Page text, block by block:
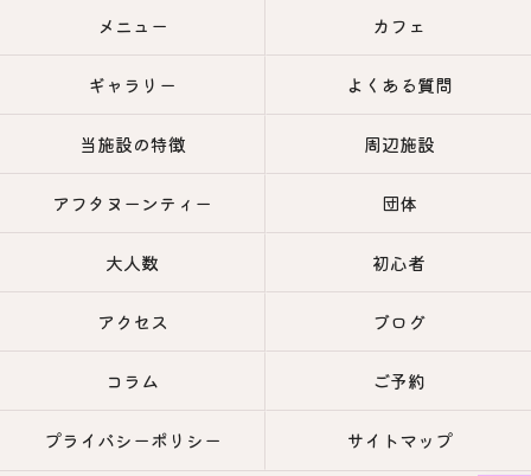
メニュー カフェ
ギャラリー よくある質問
当施設の特徴 周辺施設
アフタヌーンティー 団体
大人数 初心者
アクセス ブログ
コラム ご予約
プライバシーポリシー サイトマップ